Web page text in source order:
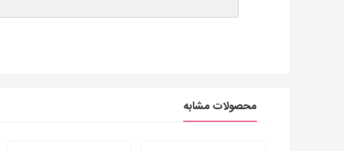
محصولات مشابه